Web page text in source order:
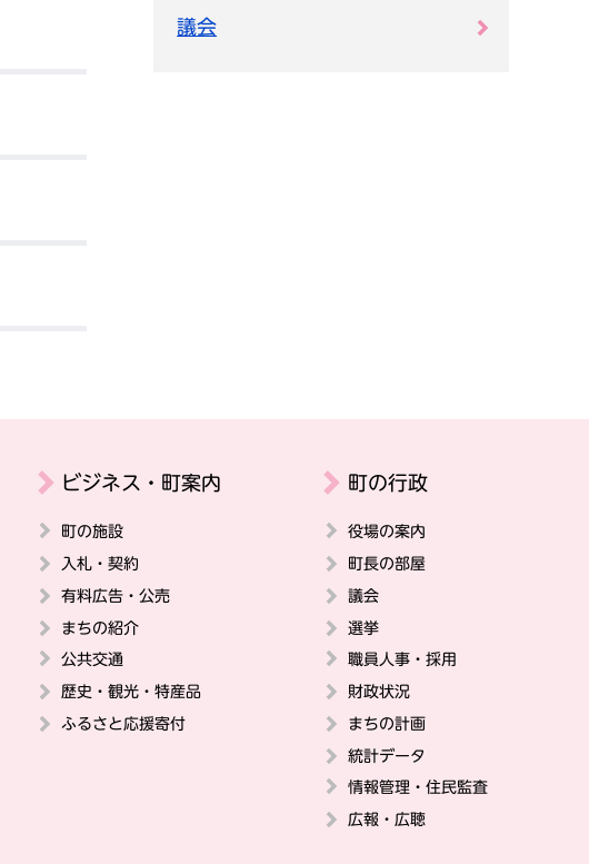
議会
ビジネス・町案内
町の施設
入札・契約
有料広告・公売
まちの紹介
公共交通
歴史・観光・特産品
ふるさと応援寄付
町の行政
役場の案内
町長の部屋
議会
選挙
職員人事・採用
財政状況
まちの計画
統計データ
情報管理・住民監査
広報・広聴